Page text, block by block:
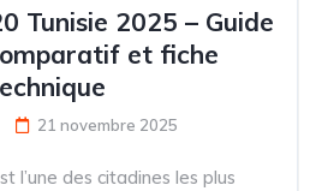
Tunisie 2025 – Guide
et fiche
21 novembre 2025
l’une des citadines les plus